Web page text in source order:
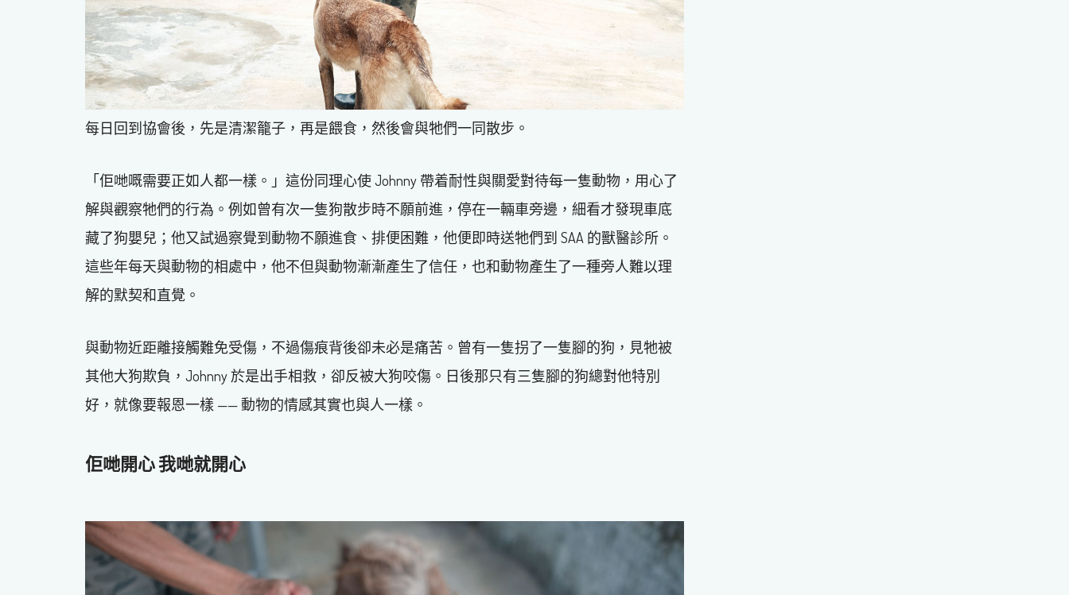
每日回到協會後，先是清潔籠子，再是餵食，然後會與牠們一同散步。
「佢哋嘅需要正如人都一樣。」這份同理心使 Johnny 帶着耐性與關愛對待每一隻動物，用心了
解與觀察牠們的行為。例如曾有次一隻狗散步時不願前進，停在一輛車旁邊，細看才發現車底
藏了狗嬰兒；他又試過察覺到動物不願進食、排便困難，他便即時送牠們到 SAA 的獸醫診所。
這些年每天與動物的相處中，他不但與動物漸漸產生了信任，也和動物產生了一種旁人難以理
解的默契和直覺。
與動物近距離接觸難免受傷，不過傷痕背後卻未必是痛苦。曾有一隻拐了一隻腳的狗，見牠被
其他大狗欺負，Johnny 於是出手相救，卻反被大狗咬傷。日後那只有三隻腳的狗總對他特別
好，就像要報恩一樣 —— 動物的情感其實也與人一樣。
佢哋開心 我哋就開心